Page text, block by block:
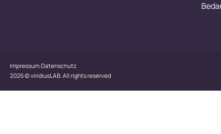
2026 © viridiusLAB. All rights reserved
ImpressumDatenschutz